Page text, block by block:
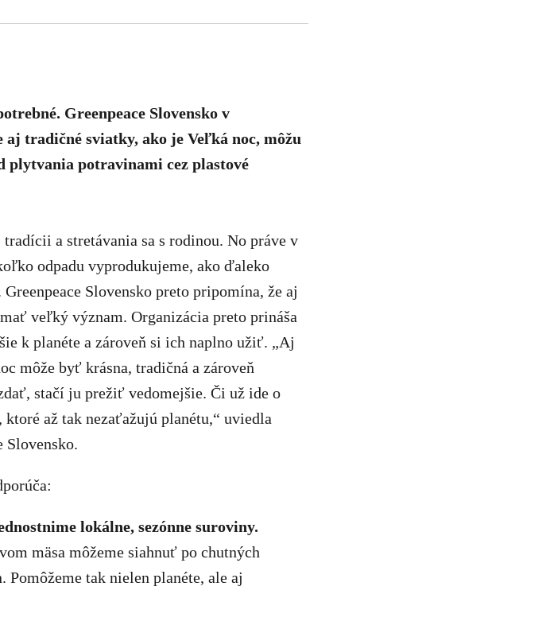
Greenpeace Slovensko v
tradičné sviatky, ako je Veľká noc, môžu
plytvania potravinami cez plastové
a stretávania sa s rodinou. No práve v
odpadu vyprodukujeme, ako ďaleko
Slovensko preto pripomína, že aj
veľký význam. Organizácia preto prináša
k planéte a zároveň si ich naplno užiť. „Aj
môže byť krásna, tradičná a zároveň
stačí ju prežiť vedomejšie. Či už ide o
až tak nezaťažujú planétu,“ uviedla
Slovensko.
lokálne, sezónne suroviny.
mäsa môžeme siahnuť po chutných
tak nielen planéte, ale aj